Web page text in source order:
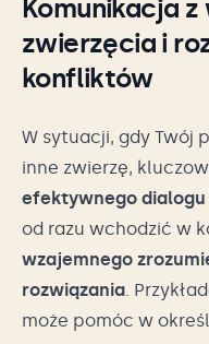
Komunikacja
zwierzęcia i
konfliktów
W sytuacji, gdy Twój
inne zwierzę,
efektywnego dialogu
od razu wchodzić w
wzajemnego
rozwiązania.
może pomóc w